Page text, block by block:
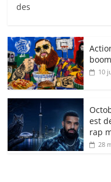
des
10
est
rap
28